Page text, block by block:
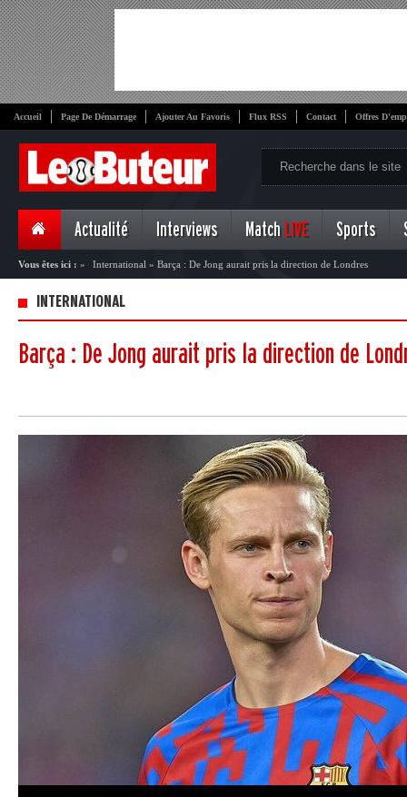
Accueil Page De Démarrage Ajouter Au Favoris Flux RSS Contact Offres
Actualité Interviews Match LIVE Sports
Vous êtes ici : » International » Barça : De Jong aurait pris la direction de Londres
INTERNATIONAL
Barça : De Jong aurait pris la direction de